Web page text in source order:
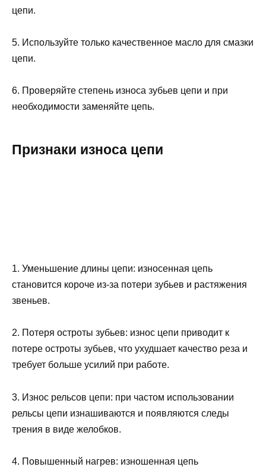
цепи.
5. Используйте только качественное масло для смазки
цепи.
6. Проверяйте степень износа зубьев цепи и при
необходимости заменяйте цепь.
Признаки износа цепи
1. Уменьшение длины цепи: износенная цепь
становится короче из-за потери зубьев и растяжения
звеньев.
2. Потеря остроты зубьев: износ цепи приводит к
потере остроты зубьев, что ухудшает качество реза и
требует больше усилий при работе.
3. Износ рельсов цепи: при частом использовании
рельсы цепи изнашиваются и появляются следы
трения в виде желобков.
4. Повышенный нагрев: изношенная цепь